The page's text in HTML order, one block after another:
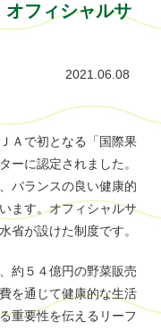
オフィシャルサ
2021.06.08
Ａで初となる「国際果
ーに認定されました。
バランスの良い健康的
ます。オフィシャルサ
省が設けた制度です。
約５４億円の野菜販売
を通じて健康的な生活
重要性を伝えるリーフ